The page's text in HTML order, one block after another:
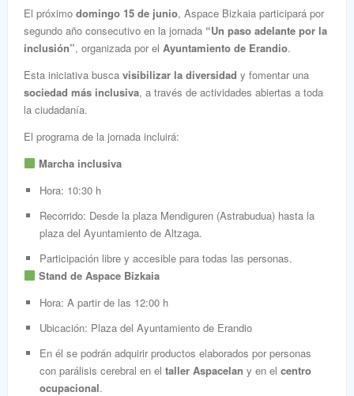
El próximo domingo 15 de junio, Aspace Bizkaia participará por
segundo año consecutivo en la jornada “Un paso adelante por la
inclusión”, organizada por el Ayuntamiento de Erandio.
Esta iniciativa busca visibilizar la diversidad y fomentar una
sociedad más inclusiva, a través de actividades abiertas a toda
la ciudadanía.
El programa de la jornada incluirá:
Marcha inclusiva
Hora: 10:30 h
Recorrido: Desde la plaza Mendiguren (Astrabudua) hasta la
plaza del Ayuntamiento de Altzaga.
Participación libre y accesible para todas las personas.
Stand de Aspace Bizkaia
Hora: A partir de las 12:00 h
Ubicación: Plaza del Ayuntamiento de Erandio
En él se podrán adquirir productos elaborados por personas
con parálisis cerebral en el taller Aspacelan y en el centro
ocupacional.